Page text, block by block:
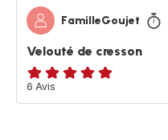
FamilleGoujet
Velouté de cresson
ratings.4.9
6 Avis